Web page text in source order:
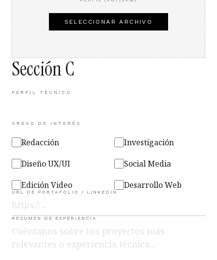
SELECCIONAR ARCHIVO
Sección C
PERFIL TÉCNICO
ÁREAS DE INTERÉS
Redacción
Investigación
Diseño UX/UI
Social Media
Edición Video
Desarrollo Web
URL DE PORTAFOLIO / LINKEDIN
RESUMEN DE EXPERIENCIA